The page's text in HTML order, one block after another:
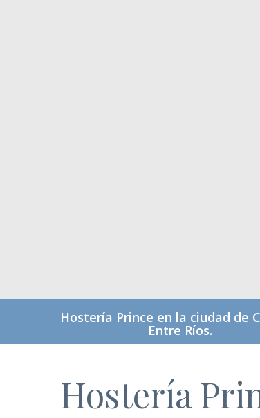
Hostería Prince en la ciudad de
Entre Ríos.
Hostería